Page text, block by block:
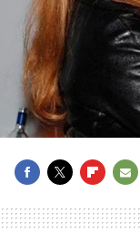
MAIL